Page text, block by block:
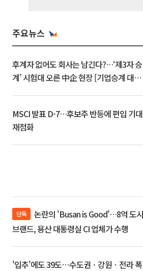
주요뉴스
후계자 없어도 회사는 남긴다?…‘제3자 승
계’ 시험대 오른 中企 현장 [기업승계 대전
MSCI 발표 D-7…후보주 반등에 편입 기대
재점화
단독
브랜드, 용산 대통령실 CI 업체가 수행
'입추'에도 39도⋯수도권ㆍ강원ㆍ전라 폭